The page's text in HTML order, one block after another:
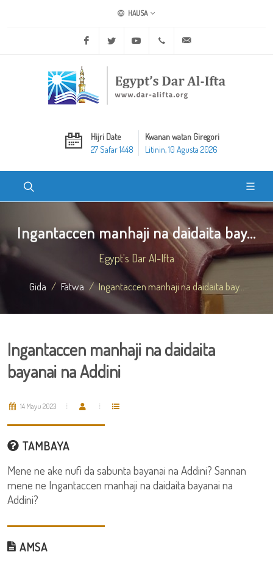
HAUSA
Facebook Twitter Youtube +20 2 25970400
Hijri Date
27 Safar 1448
Kwanan watan Giregori
Litinin, 10 Agusta 2026
Ingantaccen manhaji na daidaita bay...
Egypt's Dar Al-Ifta
Gida Fatwa Ingantaccen manhaji na daidaita bay...
Ingantaccen manhaji na daidaita
bayanai na Addini
14 Mayu 2023
TAMBAYA
Mene ne ake nufi da sabunta bayanai na Addini? Sannan
mene ne Ingantaccen manhaji na daidaita bayanai na
Addini?
AMSA